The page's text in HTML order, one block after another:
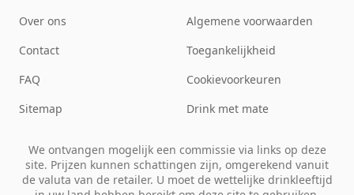
Over ons
Contact
FAQ
Sitemap
Algemene voorwaarden
Toegankelijkheid
Cookievoorkeuren
Drink met mate
We ontvangen mogelijk een commissie via links op deze
site. Prijzen kunnen schattingen zijn, omgerekend vanuit
de valuta van de retailer. U moet de wettelijke drinkleeftijd